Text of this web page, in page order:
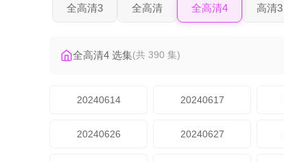
全高清3 全高清 全高清4 高清3
全高清4 选集(共 390 集)
20240614 20240617
20240626 20240627